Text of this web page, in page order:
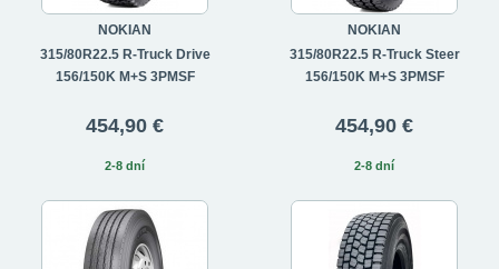
NOKIAN
315/80R22.5 R-Truck Drive
156/150K M+S 3PMSF
454,90 €
2-8 dní
NOKIAN
315/80R22.5 R-Truck Steer
156/150K M+S 3PMSF
454,90 €
2-8 dní